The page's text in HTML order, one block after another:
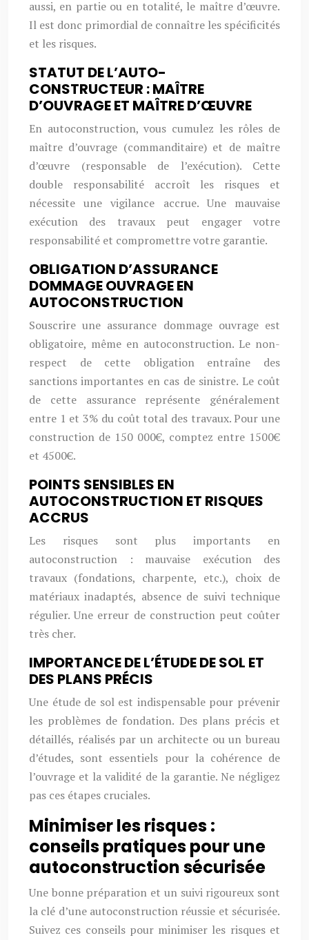
aussi, en partie ou en totalité, le maître d’œuvre.
Il est donc primordial de connaître les spécificités
et les risques.
STATUT DE L’AUTO-
CONSTRUCTEUR : MAÎTRE
D’OUVRAGE ET MAÎTRE D’ŒUVRE
En autoconstruction, vous cumulez les rôles de
maître d’ouvrage (commanditaire) et de maître
d’œuvre (responsable de l’exécution). Cette
double responsabilité accroît les risques et
nécessite une vigilance accrue. Une mauvaise
exécution des travaux peut engager votre
responsabilité et compromettre votre garantie.
OBLIGATION D’ASSURANCE
DOMMAGE OUVRAGE EN
AUTOCONSTRUCTION
Souscrire une assurance dommage ouvrage est
obligatoire, même en autoconstruction. Le non-
respect de cette obligation entraîne des
sanctions importantes en cas de sinistre. Le coût
de cette assurance représente généralement
entre 1 et 3% du coût total des travaux. Pour une
construction de 150 000€, comptez entre 1500€
et 4500€.
POINTS SENSIBLES EN
AUTOCONSTRUCTION ET RISQUES
ACCRUS
Les risques sont plus importants en
autoconstruction : mauvaise exécution des
travaux (fondations, charpente, etc.), choix de
matériaux inadaptés, absence de suivi technique
régulier. Une erreur de construction peut coûter
très cher.
IMPORTANCE DE L’ÉTUDE DE SOL ET
DES PLANS PRÉCIS
Une étude de sol est indispensable pour prévenir
les problèmes de fondation. Des plans précis et
détaillés, réalisés par un architecte ou un bureau
d’études, sont essentiels pour la cohérence de
l’ouvrage et la validité de la garantie. Ne négligez
pas ces étapes cruciales.
Minimiser les risques :
conseils pratiques pour une
autoconstruction sécurisée
Une bonne préparation et un suivi rigoureux sont
la clé d’une autoconstruction réussie et sécurisée.
Suivez ces conseils pour minimiser les risques et